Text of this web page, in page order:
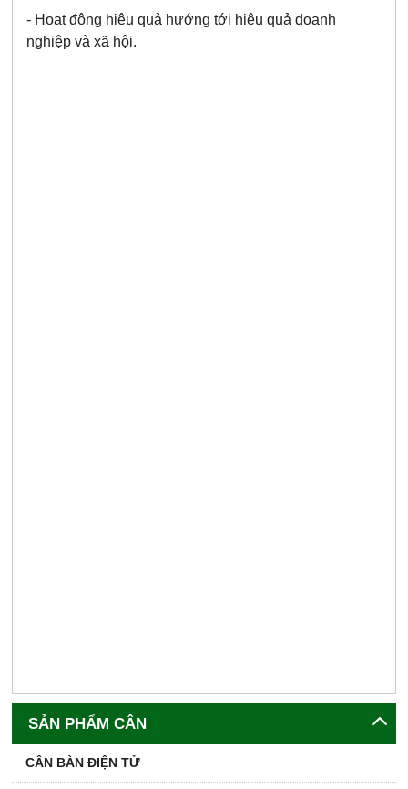
- Hoạt động hiệu quả hướng tới hiệu quả doanh
nghiệp và xã hội.
SẢN PHẨM CÂN
CÂN BÀN ĐIỆN TỬ